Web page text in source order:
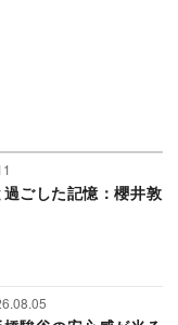
ごした記憶：櫻井敦